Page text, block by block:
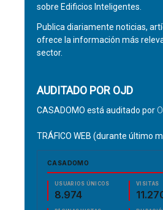
sobre Edificios Inteligentes.
Publica diariamente noticias,
ofrece la información más
sector.
AUDITADO POR OJD
CASADOMO está auditado por
TRÁFICO WEB (durante último